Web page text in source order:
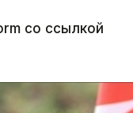
со ссылкой